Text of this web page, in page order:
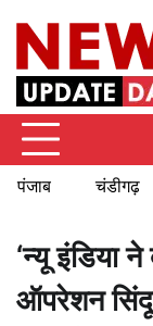
content
पंजाब चंडीगढ़
‘न्यू इंडिया ने
ऑपरेशन